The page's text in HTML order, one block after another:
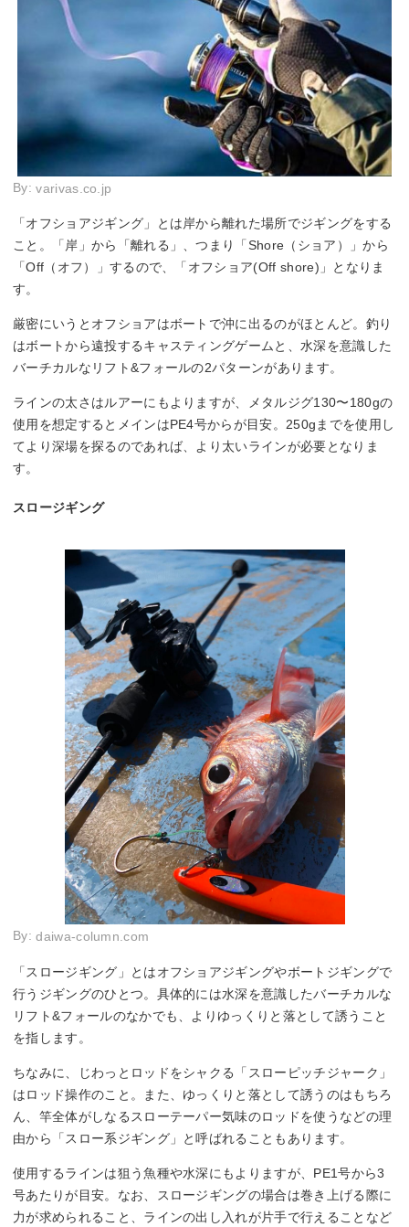
By:varivas.co.jp
「オフショアジギング」とは岸から離れた場所でジギングをする
こと。「岸」から「離れる」、つまり「Shore（ショア）」から
「Off（オフ）」するので、「オフショア(Off shore)」となりま
す。
厳密にいうとオフショアはボートで沖に出るのがほとんど。釣り
はボートから遠投するキャスティングゲームと、水深を意識した
バーチカルなリフト&フォールの2パターンがあります。
ラインの太さはルアーにもよりますが、メタルジグ130〜180gの
使用を想定するとメインはPE4号からが目安。250gまでを使用し
てより深場を探るのであれば、より太いラインが必要となりま
す。
スロージギング
By:daiwa-column.com
「スロージギング」とはオフショアジギングやボートジギングで
行うジギングのひとつ。具体的には水深を意識したバーチカルな
リフト&フォールのなかでも、よりゆっくりと落として誘うこと
を指します。
ちなみに、じわっとロッドをシャクる「スローピッチジャーク」
はロッド操作のこと。また、ゆっくりと落として誘うのはもちろ
ん、竿全体がしなるスローテーパー気味のロッドを使うなどの理
由から「スロー系ジギング」と呼ばれることもあります。
使用するラインは狙う魚種や水深にもよりますが、PE1号から3
号あたりが目安。なお、スロージギングの場合は巻き上げる際に
力が求められること、ラインの出し入れが片手で行えることなど